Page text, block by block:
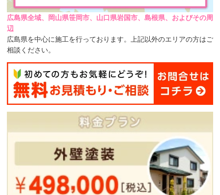
広島県全域、岡山県笹岡市、山口県岩国市、島根県、およびその周
辺
広島県を中心に施工を行っております。上記以外のエリアの方はご
相談ください。